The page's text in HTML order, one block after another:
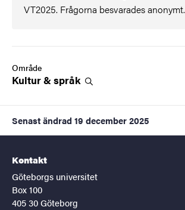
VT2025. Frågorna besvarades anonymt.
Område
Kultur &språk
Senast ändrad 19 december 2025
Kontakt
Göteborgs universitet
Box 100
405 30 Göteborg